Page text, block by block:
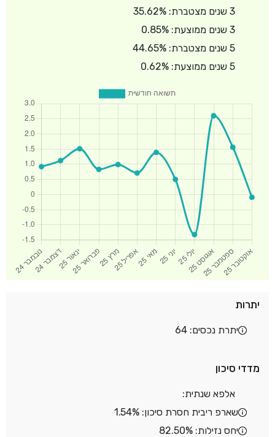
3 שנים מצטברת: 35.62%
3 שנים ממוצעת: 0.85%
5 שנים מצטברת: 44.65%
5 שנים ממוצעת: 0.62%
יתרות
יתרת נכסים: 64
מדדי סיכון
אלפא שנתית:
שארפ ריבית חסרת סיכון: 1.54%
יחס נזילות: 82.50%